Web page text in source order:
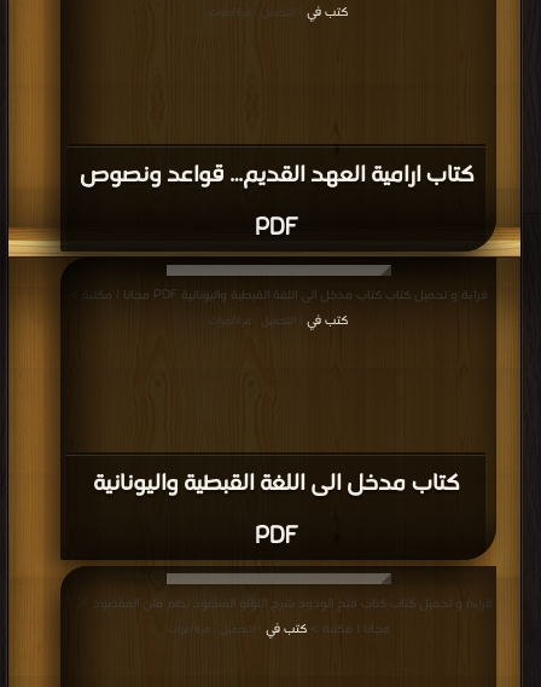
كتاب ارامية العهد القديم… قواعد ونصوص
PDF
كتب في
| التحميل : مرة/مرات
كتاب مدخل الى اللغة القبطية واليونانية
PDF
قراءة و تحميل كتاب كتاب مدخل الى اللغة القبطية واليونانية PDF مجانا | مكتبة >
كتب في
| التحميل : مرة/مرات
مجانا | مكتبة >كتب في | التحميل : مرة/مرات